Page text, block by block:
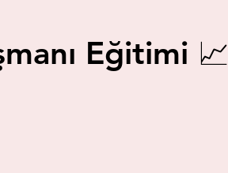
Eğitimi 📈